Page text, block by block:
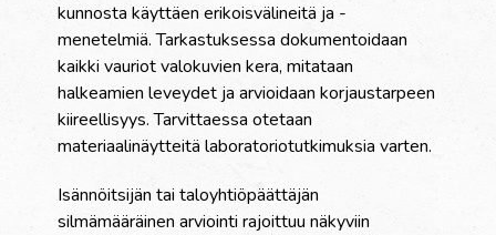
kunnosta käyttäen erikoisvälineitä ja -
menetelmiä. Tarkastuksessa dokumentoidaan
kaikki vauriot valokuvien kera, mitataan
halkeamien leveydet ja arvioidaan korjaustarpeen
kiireellisyys. Tarvittaessa otetaan
materiaalinäytteitä laboratoriotutkimuksia varten.
Isännöitsijän tai taloyhtiöpäättäjän
silmämääräinen arviointi rajoittuu näkyviin